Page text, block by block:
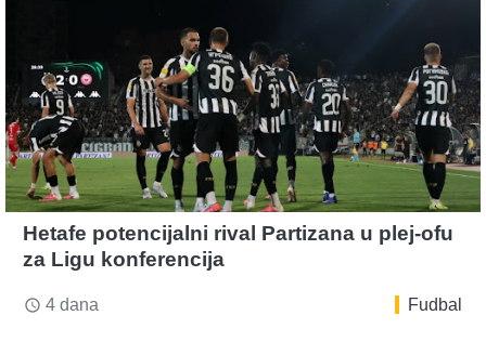
Hetafe potencijalni rival Partizana u plej-ofu
za Ligu konferencija
access_time 4 dana Fudbal